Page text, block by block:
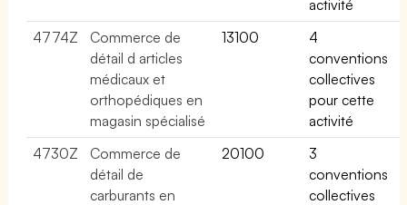
activité
4774Z
Commerce de
détail d articles
médicaux et
orthopédiques en
magasin spécialisé
13100
4
conventions
collectives
pour cette
activité
4730Z
Commerce de
détail de
carburants en
20100
3
conventions
collectives